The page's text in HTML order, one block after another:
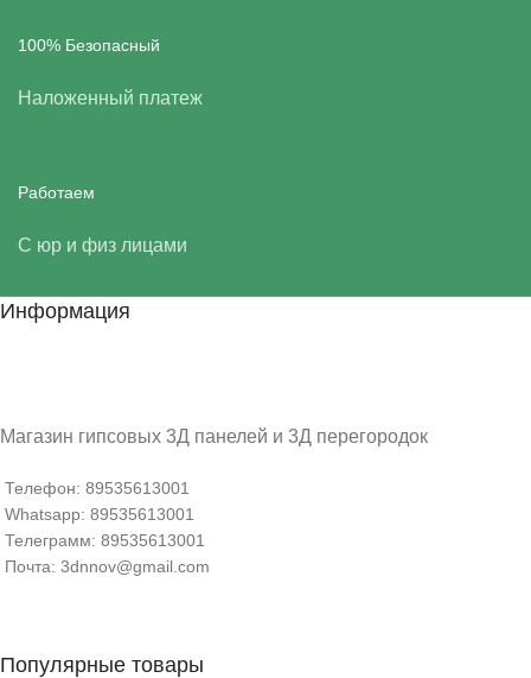
100% Безопасный
Наложенный платеж
Работаем
С юр и физ лицами
Информация
Магазин гипсовых 3Д панелей и 3Д перегородок
Телефон: 89535613001
Whatsapp: 89535613001
Телеграмм: 89535613001
Почта: 3dnnov@gmail.com
Популярные товары